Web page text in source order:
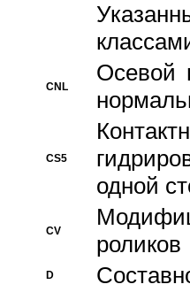
CNL
Осевой
CS5
одной
CV
роликов
D